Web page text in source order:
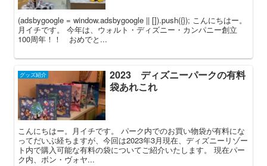
(adsbygoogle = window.adsbygoogle || []).push({}); こんにちはー。
月イチです。 今年は、ウォルト・ディズニー・カンパニー創立
100周年！！ おめでと...
グッズ紹介
2023 ディズニーパークの有料
袋あれこれ
こんにちはー。月イチです。 パーク内でのお買い物袋が有料にな
ってだいぶ経ちますが、今回は2023年3月現在、ディズニーリゾー
ト内で購入可能な有料の袋についてご紹介いたします。 現在パー
ク内、ボン・ヴォヤ...